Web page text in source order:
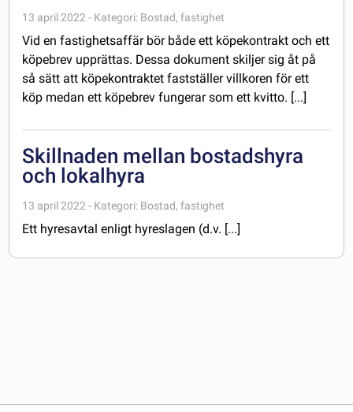
13 april 2022 - Kategori: Bostad, fastighet
Vid en fastighetsaffär bör både ett köpekontrakt och ett
köpebrev upprättas. Dessa dokument skiljer sig åt på
så sätt att köpekontraktet fastställer villkoren för ett
köp medan ett köpebrev fungerar som ett kvitto. [...]
Skillnaden mellan bostadshyra
och lokalhyra
13 april 2022 - Kategori: Bostad, fastighet
Ett hyresavtal enligt hyreslagen (d.v. [...]